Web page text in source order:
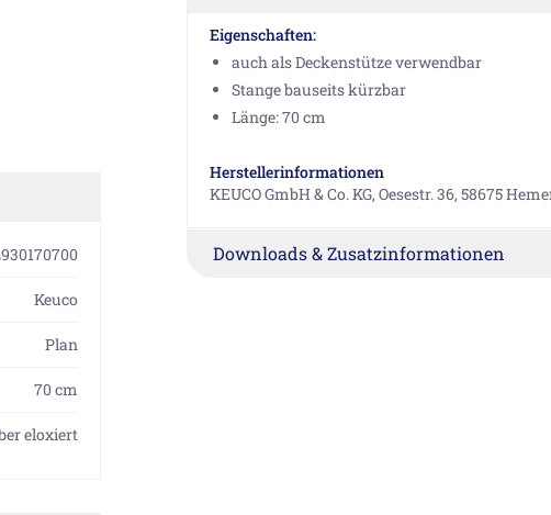
Keuco
Plan
70 cm
eloxiert
Eigenschaften:
auch als Deckenstütze verwendbar
Stange bauseits kürzbar
Länge: 70 cm
Herstellerinformationen
KEUCO GmbH & Co. KG, Oesestr. 36, 58675
Downloads & Zusatzinformationen